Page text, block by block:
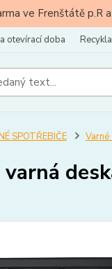
ve Frenštátě p.R
otevírací doba
SPOTŘEBIČE